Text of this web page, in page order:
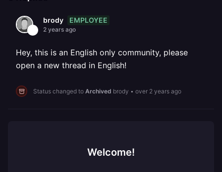
brody EMPLOYEE
2 years ago
Hey, this is an English only community, please
open a new thread in English!
Status changed to Archived brody • over 2 years ago
Welcome!